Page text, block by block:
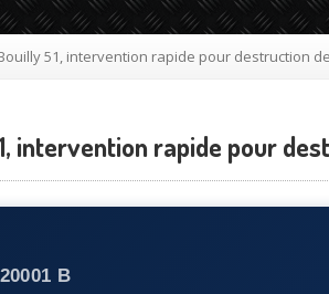
51, intervention rapide pour destruction
intervention rapide pour
B